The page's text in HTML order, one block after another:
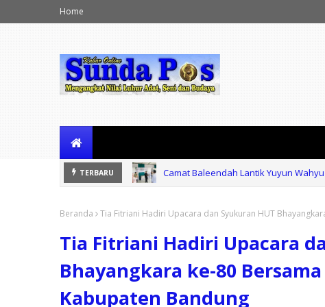
Home
TERBARU
Camat Baleendah Lantik Yuyun
Buntut Penebangan Pohon Cihapit,
Beranda Tia Fitriani Hadiri Upacara dan Syukuran HUT
Tia Fitriani Hadiri Upacara
Bhayangkara ke-80
Kabupaten Bandung